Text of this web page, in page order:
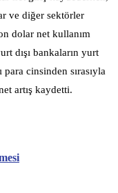
ve diğer sektörler
dolar net kullanım
dışı bankaların yurt
cinsinden sırasıyla
artış kaydetti.